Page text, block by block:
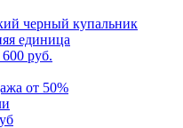
черный купальник
единица
руб.
от 50%